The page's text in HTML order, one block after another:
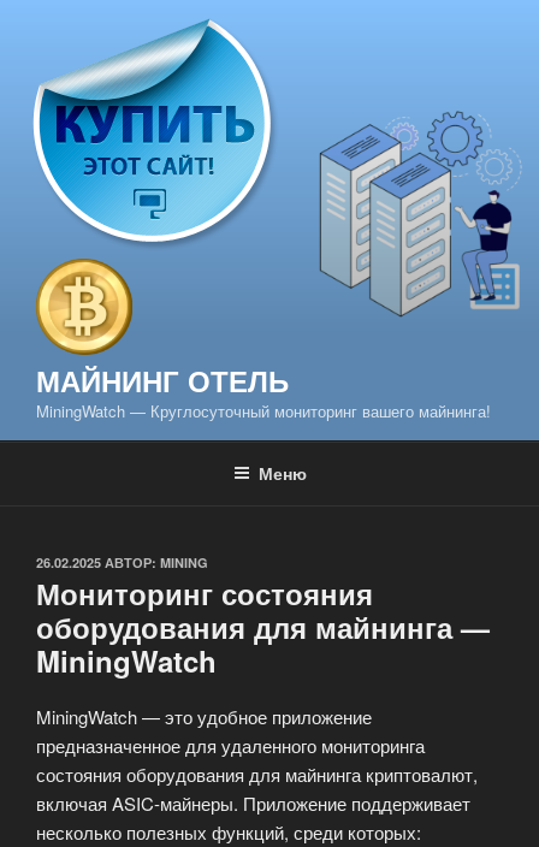
содержимому
МАЙНИНГ ОТЕЛЬ
MiningWatch — Круглосуточный мониторинг вашего майнинга!
Меню
ОПУБЛИКОВАНО
26.02.2025 АВТОР: MINING
Мониторинг состояния
оборудования для майнинга —
MiningWatch
MiningWatch — это удобное приложение
предназначенное для удаленного мониторинга
состояния оборудования для майнинга криптовалют,
включая ASIC-майнеры. Приложение поддерживает
несколько полезных функций, среди которых: